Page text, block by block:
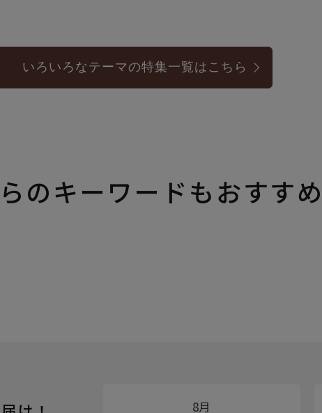
いろいろなテーマの特集一覧はこちら
のキーワードもおすすめ
8月